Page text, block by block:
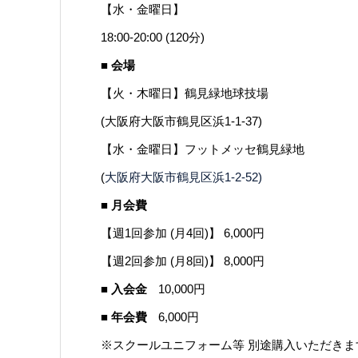
【水・金曜日】
18:00-20:00 (120分)
■ 会場
【火・木曜日】鶴見緑地球技場
(大阪府大阪市鶴見区浜1-1-37)
【水・金曜日】フットメッセ鶴見緑地
(大阪府大阪市鶴見区浜1-2-52)
■ 月会費
【週1回参加 (月4回)】 6,000円
【週2回参加 (月8回)】 8,000円
■ 入会金 10,000円
■ 年会費 6,000円
※スクールユニフォーム等 別途購入いただきま